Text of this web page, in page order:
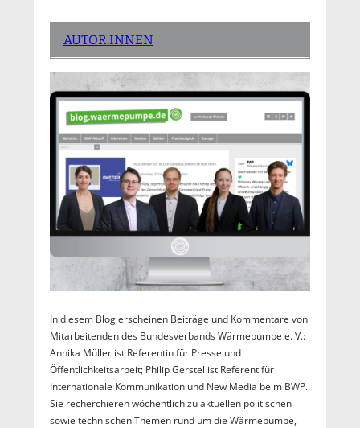
AUTOR:INNEN
In diesem Blog erscheinen Beiträge und Kommentare von
Mitarbeitenden des Bundesverbands Wärmepumpe e. V.:
Annika Müller ist Referentin für Presse und
Öffentlichkeitsarbeit; Philip Gerstel ist Referent für
Internationale Kommunikation und New Media beim BWP.
Sie recherchieren wöchentlich zu aktuellen politischen
sowie technischen Themen rund um die Wärmepumpe,